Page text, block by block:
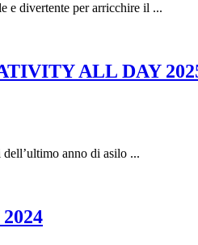
e divertente per arricchire il ...
ALL DAY
anno di asilo ...